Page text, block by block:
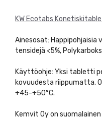
KW Ecotabs
Ainesosat: Happipohjaisia
tensidejä <5%,
Käyttöohje: Yksi tabletti
kovuudesta riippumatta.
+45-+50°C.
Kemvit Oy on